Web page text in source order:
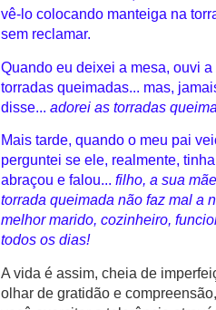
vê-lo colocando manteiga na
sem reclamar.
Quando eu deixei a mesa, ouvi
torradas queimadas... mas,
disse... adorei as torradas
Mais tarde, quando o meu pai
perguntei se ele, realmente,
abraçou e falou... filho, a sua
torrada queimada não faz mal a
melhor marido, cozinheiro,
todos os dias!
A vida é assim, cheia de
olhar de gratidão e